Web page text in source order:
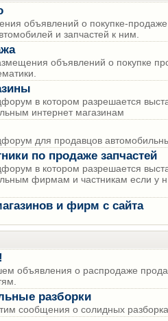
объявлений о покупке-продаже
и запчастей к ним.
объявлений о покупке
в котором разрешается
интернет магазинам
для продавцов
по продаже запчастей
в котором разрешается
фирмам и частникам если у
и фирм с сайта
объявления о распродаже
разборки
сообщения о солидных